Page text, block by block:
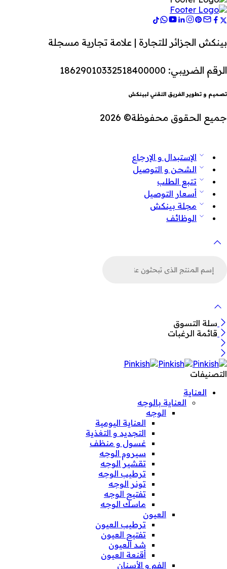
بينكش الجزائر للتجارة | علامة تجارية مسجلة
الرقم الضريبي: 18629010332518400000
تصميم و تطوير الفريق التقني لبينكش
جميع الحقوق محفوظة© 2026
الإستبدال و الإرجاع
الشحن و التوصيل
تتبع الطلب
أسعار التوصيل
مجلة بينكش
الوظائف
سلة التسوق
قائمة الرغبات
التصنيفات
العناية
العناية بالوجه
الوجه
العناية اليومية
التجديد و التغذية
غسول و منظف
سيروم الوجه
تقشير الوجه
ترطيب الوجه
تونر الوجه
تفتيح الوجه
ماسك الوجه
العيون
ترطيب العيون
تفتيح العيون
شد العيون
أقنعة العيون
الفم و الأسنان